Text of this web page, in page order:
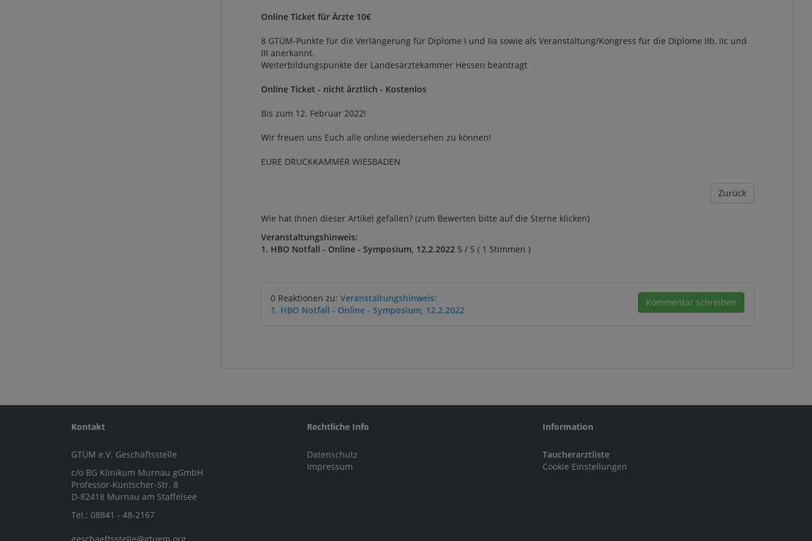
Online Ticket für Ärzte 10€
8 GTÜM-Punkte für die Verlängerung für Diplome I und IIa sowie als Veranstaltung/Kongress für die Diplome IIb, IIc und
III anerkannt.
Weiterbildungspunkte der Landesärztekammer Hessen beantragt
Online Ticket - nicht ärztlich - Kostenlos
Bis zum 12. Februar 2022!
Wir freuen uns Euch alle online wiedersehen zu können!
EURE DRUCKKAMMER WIESBADEN
Zurück
Wie hat Ihnen dieser Artikel gefallen? (zum Bewerten bitte auf die Sterne klicken)
Veranstaltungshinweis:
1. HBO Notfall - Online - Symposium, 12.2.2022 5 / 5 ( 1 Stimmen )
0 Reaktionen zu: Veranstaltungshinweis:
1. HBO Notfall - Online - Symposium, 12.2.2022
Kommentar schreiben
Kontakt
GTÜM e.V. Geschäftsstelle
c/o BG Klinikum Murnau gGmbH
Professor-Küntscher-Str. 8
D-82418 Murnau am Staffelsee
Tel.: 08841 - 48-2167
Rechtliche Info
Datenschutz
Impressum
Information
Taucherarztliste
Cookie Einstellungen